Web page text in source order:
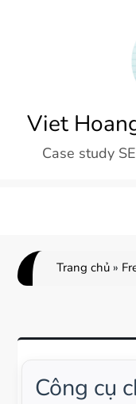
Viet
Case study
Trang chủ »
Công cụ